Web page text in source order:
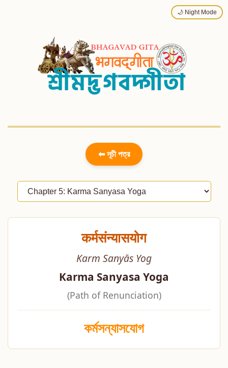
🌙 Night Mode
⬅ সূচী পত্র
कर्मसंन्यासयोग
Karm Sanyās Yog
Karma Sanyasa Yoga
(Path of Renunciation)
কর্মসন্যাসযোগ